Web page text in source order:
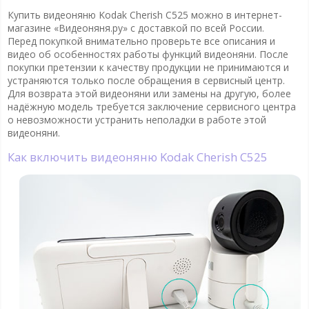
Купить видеоняню Kodak Cherish C525 можно в интернет-
магазине «Видеоняня.ру» с доставкой по всей России.
Перед покупкой внимательно проверьте все описания и
видео об особенностях работы функций видеоняни. После
покупки претензии к качеству продукции не принимаются и
устраняются только после обращения в сервисный центр.
Для возврата этой видеоняни или замены на другую, более
надёжную модель требуется заключение сервисного центра
о невозможности устранить неполадки в работе этой
видеоняни.
Как включить видеоняню Kodak Cherish C525